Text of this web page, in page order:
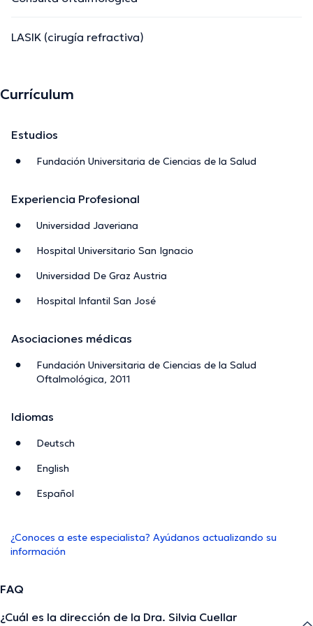
LASIK (cirugía refractiva)
Currículum
Estudios
Fundación Universitaria de Ciencias de la Salud
Experiencia Profesional
Universidad Javeriana
Hospital Universitario San Ignacio
Universidad De Graz Austria
Hospital Infantil San José
Asociaciones médicas
Fundación Universitaria de Ciencias de la Salud
Oftalmológica, 2011
Idiomas
Deutsch
English
Español
¿Conoces a este especialista? Ayúdanos actualizando su
información
FAQ
¿Cuál es la dirección de la Dra. Silvia Cuellar